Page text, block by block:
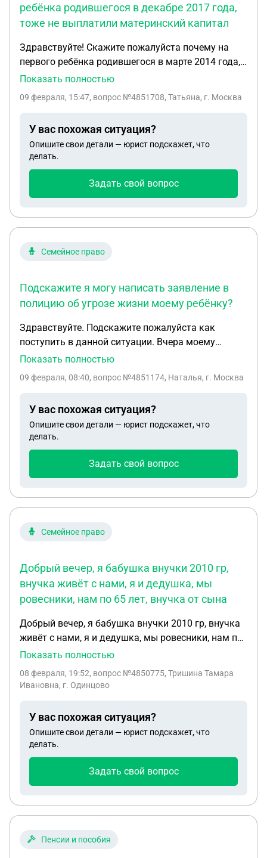
ребёнка родившегося в декабре 2017 года,
тоже не выплатили материнский капитал
Здравствуйте! Скажите пожалуйста почему на
первого ребёнка родившегося в марте 2014 года,
не дали материнский капитал и на второго
не выплатили материнский капитал. Спасибо.
Показать полностью
09 февраля, 15:47, вопрос №4851708, Татьяна, г. Москва
У вас похожая ситуация?
Опишите свои детали — юрист подскажет, что
делать.
Задать свой вопрос
Семейное право
Подскажите я могу написать заявление в
полицию об угрозе жизни моему ребёнку?
Здравствуйте. Подскажите пожалуйста как
поступить в данной ситуации. Вчера моему
ребёнку утром пришли смс с неизвестного номера
разборки , якобы его попросил друг . В смс не
он возьмёт с собой нож. На в встречу с этим
неизвестным я пошла с сыном , дабы
зафиксировать фото этого несовершеннолетнего.
имя он так и не назвал и конкретно что хотел
этого Леши и проведу беседу и напишу заявление
родителей этого Леши который попросил
не Леша угрожал , а якобы какой-то друг.
Подскажите я могу написать заявление в
полицию об угрозе жизни моему ребёнку?
Показать полностью
09 февраля, 08:40, вопрос №4851174, Наталья, г. Москва
У вас похожая ситуация?
Опишите свои детали — юрист подскажет, что
делать.
Задать свой вопрос
Семейное право
Добрый вечер, я бабушка внучки 2010 гр,
внучка живёт с нами, я и дедушка, мы
ровесники, нам по 65 лет, внучка от сына
Добрый вечер, я бабушка внучки 2010 гр, внучка
живёт с нами, я и дедушка, мы ровесники, нам по
65 лет, внучка от сына ему 42,он проживает с
видятся редко мама тоже живёт своей жизнью
поведении ребёнка он начинает её оскорблять
нецензурной бранью, ребёнок очень ранимый, по
факту и ни делала ничего плохого как сейчас
девочки могут потанцевать где-то в тц, ни кого
при этом не задевает, но папе это не понравилось
сыночка, хочу привлечь его к ответственности,
учиться хорошо, родителей не видит и вот такое
Показать полностью
08 февраля, 19:52, вопрос №4850775, Тришина Тамара
Ивановна, г. Одинцово
У вас похожая ситуация?
Опишите свои детали — юрист подскажет, что
делать.
Задать свой вопрос
Пенсии и пособия